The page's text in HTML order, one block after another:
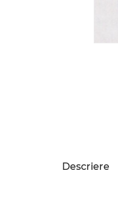
Descriere